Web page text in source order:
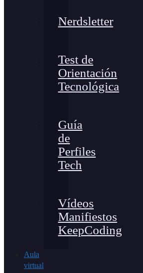
Nerdsletter
Test de
Orientación
Tecnológica
Guía
de
Perfiles
Tech
Vídeos
Manifiestos
KeepCoding
Aula
virtual